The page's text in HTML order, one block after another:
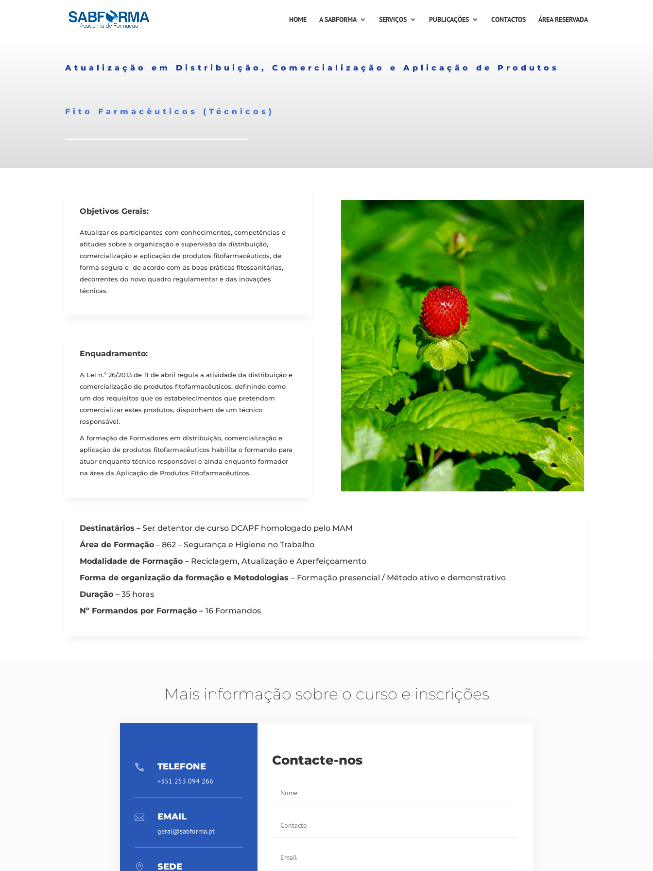
HOME A SABFORMA SERVIÇOS PUBLICAÇÕES CONTACTOS ÁREA RESERVADA
Atualização em Distribuição, Comercialização e Aplicação de Produtos
Fito Farmacêuticos (Técnicos)
Objetivos Gerais:
Atualizar os participantes com conhecimentos, competências e
atitudes sobre a organização e supervisão da distribuição,
comercialização e aplicação de produtos fitofarmacêuticos, de
forma segura e de acordo com as boas práticas fitossanitárias,
decorrentes do novo quadro regulamentar e das inovações
técnicas.
Enquadramento:
A Lei n.º 26/2013 de 11 de abril regula a atividade da distribuição e
comercialização de produtos fitofarmacêuticos, definindo como
um dos requisitos que os estabelecimentos que pretendam
comercializar estes produtos, disponham de um técnico
responsável.
A formação de Formadores em distribuição, comercialização e
aplicação de produtos fitofarmacêuticos habilita o formando para
atuar enquanto técnico responsável e ainda enquanto formador
na área da Aplicação de Produtos Fitofarmacêuticos.
Destinatários – Ser detentor de curso DCAPF homologado pelo MAM
Área de Formação – 862 – Segurança e Higiene no Trabalho
Modalidade de Formação– Reciclagem, Atualização e Aperfeiçoamento
Forma de organização da formação e Metodologias– Formação presencial / Método ativo e demonstrativo
Duração– 35 horas
Nº Formandos por Formação –16 Formandos
Mais informação sobre o curso e inscrições
 TELEFONE
+351 253 094 266
 EMAIL
geral@sabforma.pt
 SEDE
Contacte-nos